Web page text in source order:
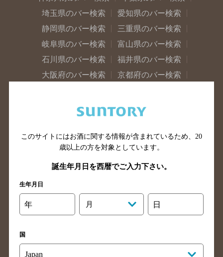
埼玉県のバー検索
愛知県のバー検索
静岡県のバー検索
三重県のバー検索
岐阜県のバー検索
富山県のバー検索
石川県のバー検索
福井県のバー検索
大阪府のバー検索
京都府のバー検索
滋賀県のバー検索
和歌山県のバー検索
山口県のバー検索
鳥取県のバー検索
島根県のバー検索
徳島県のバー検索
香川県のバー検索
愛媛県のバー検索
高知県のバー検索
長崎県のバー検索
佐賀県のバー検索
大分県のバー検索
熊本県のバー検索
沖縄県のバー検索
このサイトにはお酒に関する情報が含まれているため、 20
歳以上の方を対象としています。
誕生年月日を西暦でご入力下さい。
生年月日
年 月 日
国